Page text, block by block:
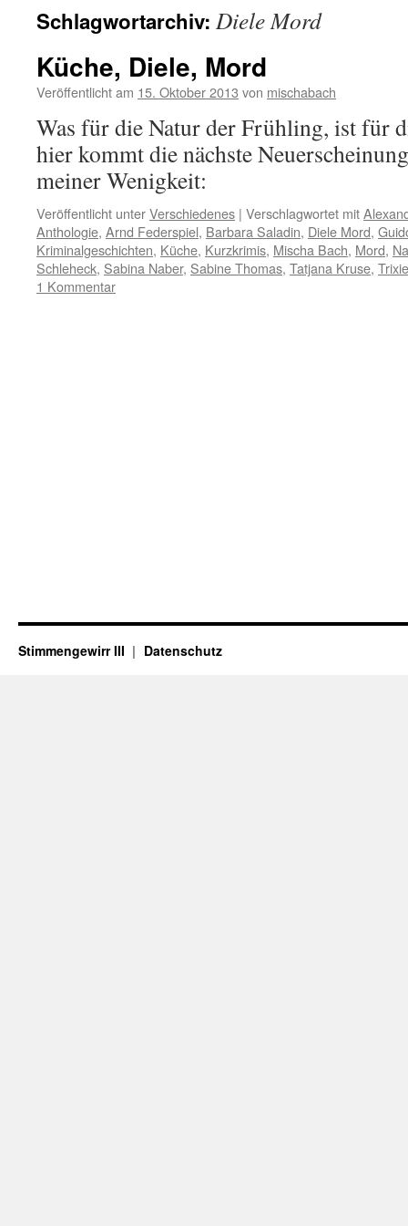
Schlagwortarchiv: Diele Mord
Küche, Diele, Mord
Veröffentlicht am 15. Oktober 2013 von mischabach
Was für die Natur der Frühling, ist für
hier kommt die nächste
meiner Wenigkeit:
Veröffentlicht unterVerschiedenes | Verschlagwortet mit
Anthologie, Arnd Federspiel, Barbara Saladin, Diele Mord,
Kriminalgeschichten, Küche, Kurzkrimis, Mischa Bach, Mord,
Schleheck, Sabina Naber, Sabine Thomas, Tatjana Kruse,
1 Kommentar
Stimmengewirr III Datenschutz